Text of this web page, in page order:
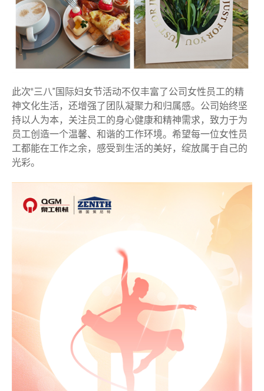
此次“三八”国际妇女节活动不仅丰富了公司女性员工的精
神文化生活，还增强了团队凝聚力和归属感。公司始终坚
持以人为本，关注员工的身心健康和精神需求，致力于为
员工创造一个温馨、和谐的工作环境。希望每一位女性员
工都能在工作之余，感受到生活的美好，绽放属于自己的
光彩。